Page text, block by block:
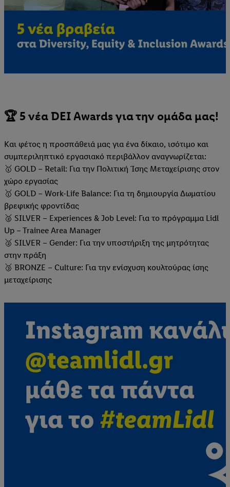
🏆 5 νέα DEI Awards για την ομάδα μας!
Και φέτος η προσπάθειά μας για ένα δίκαιο, ισότιμο και
συμπεριληπτικό εργασιακό περιβάλλον αναγνωρίζεται:
🥇 GOLD – Retail: Για την Πολιτική Ίσης Μεταχείρισης στον
χώρο εργασίας
🥇 GOLD – Work-Life Balance: Για τη δημιουργία Δωματίου
βρεφικής φροντίδας
🥈 SILVER – Experiences & Job Level: Για το πρόγραμμα Lidl
Up – Trainee Area Manager
🥈 SILVER – Gender: Για την υποστήριξη της μητρότητας
στην πράξη
🥉 BRONZE – Culture: Για την ενίσχυση κουλτούρας ίσης
μεταχείρισης